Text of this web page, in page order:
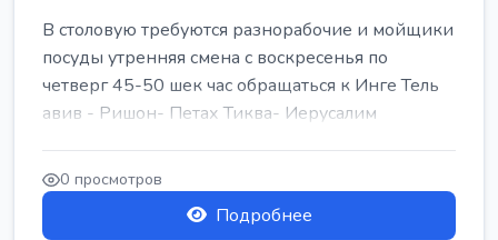
В столовую требуются разнорабочие и мойщики
посуды утренняя смена с воскресенья по
четверг 45-50 шек час обращаться к Инге Тель
авив - Ришон- Петах Тиква- Иерусалим
0 просмотров
Подробнее